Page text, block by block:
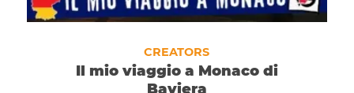
CREATORS
Il mio viaggio a Monaco di
Baviera